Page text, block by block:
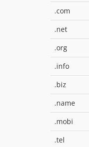
.com
.net
.org
.info
.biz
.name
.mobi
.tel